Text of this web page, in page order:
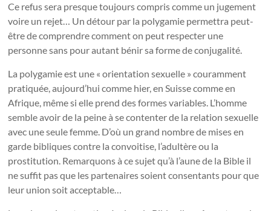
Ce refus sera presque toujours compris comme un jugement
voire un rejet… Un détour par la polygamie permettra peut-
être de comprendre comment on peut respecter une
personne sans pour autant bénir sa forme de conjugalité.
La polygamie est une « orientation sexuelle » couramment
pratiquée, aujourd’hui comme hier, en Suisse comme en
Afrique, même si elle prend des formes variables. L’homme
semble avoir de la peine à se contenter de la relation sexuelle
avec une seule femme. D’où un grand nombre de mises en
garde bibliques contre la convoitise, l’adultère ou la
prostitution. Remarquons à ce sujet qu’à l’aune de la Bible il
ne suffit pas que les partenaires soient consentants pour que
leur union soit acceptable…